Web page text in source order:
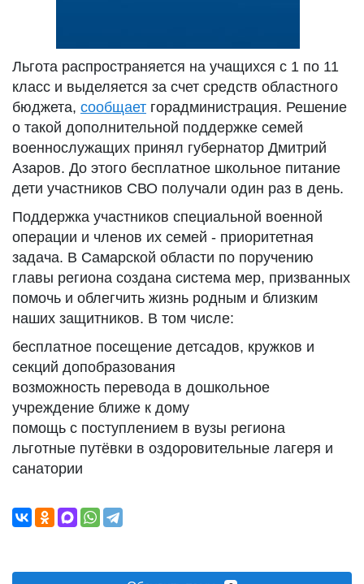
Льгота распространяется на учащихся с 1 по 11
класс и выделяется за счет средств областного
бюджета, сообщает горадминистрация. Решение
о такой дополнительной поддержке семей
военнослужащих принял губернатор Дмитрий
Азаров. До этого бесплатное школьное питание
дети участников СВО получали один раз в день.
Поддержка участников специальной военной
операции и членов их семей - приоритетная
задача. В Самарской области по поручению
главы региона создана система мер, призванных
помочь и облегчить жизнь родным и близким
наших защитников. В том числе:
бесплатное посещение детсадов, кружков и
секций допобразования
возможность перевода в дошкольное
учреждение ближе к дому
помощь с поступлением в вузы региона
льготные путёвки в оздоровительные лагеря и
санатории